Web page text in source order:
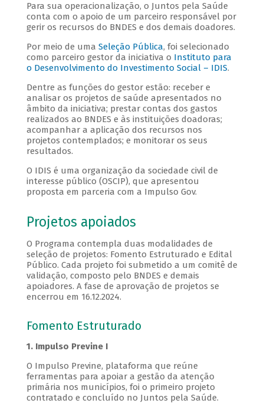
Para sua operacionalização, o Juntos pela Saúde
conta com o apoio de um parceiro responsável por
gerir os recursos do BNDES e dos demais doadores.
Por meio de uma Seleção Pública, foi selecionado
como parceiro gestor da iniciativa o Instituto para
o Desenvolvimento do Investimento Social – IDIS.
Dentre as funções do gestor estão: receber e
analisar os projetos de saúde apresentados no
âmbito da iniciativa; prestar contas dos gastos
realizados ao BNDES e às instituições doadoras;
acompanhar a aplicação dos recursos nos
projetos contemplados; e monitorar os seus
resultados.
O IDIS é uma organização da sociedade civil de
interesse público (OSCIP), que apresentou
proposta em parceria com a Impulso Gov.
Projetos apoiados
O Programa contempla duas modalidades de
seleção de projetos: Fomento Estruturado e Edital
Público. Cada projeto foi submetido a um comitê de
validação, composto pelo BNDES e demais
apoiadores. A fase de aprovação de projetos se
encerrou em 16.12.2024.
Fomento Estruturado
1. Impulso Previne I
O Impulso Previne, plataforma que reúne
ferramentas para apoiar a gestão da atenção
primária nos municípios, foi o primeiro projeto
contratado e concluído no Juntos pela Saúde.